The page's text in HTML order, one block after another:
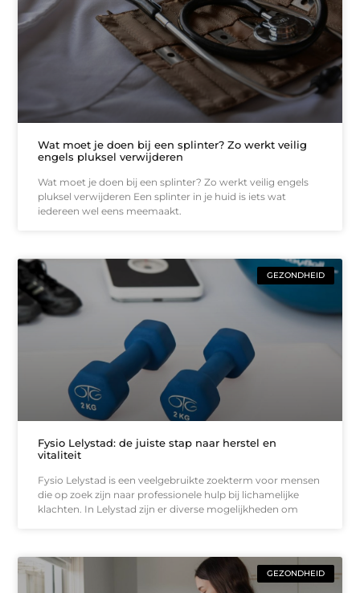
Wat moet je doen bij een splinter? Zo werkt veilig
engels pluksel verwijderen
Wat moet je doen bij een splinter? Zo werkt veilig engels
pluksel verwijderen Een splinter in je huid is iets wat
iedereen wel eens meemaakt.
GEZONDHEID
Fysio Lelystad: de juiste stap naar herstel en
vitaliteit
Fysio Lelystad is een veelgebruikte zoekterm voor mensen
die op zoek zijn naar professionele hulp bij lichamelijke
klachten. In Lelystad zijn er diverse mogelijkheden om
GEZONDHEID